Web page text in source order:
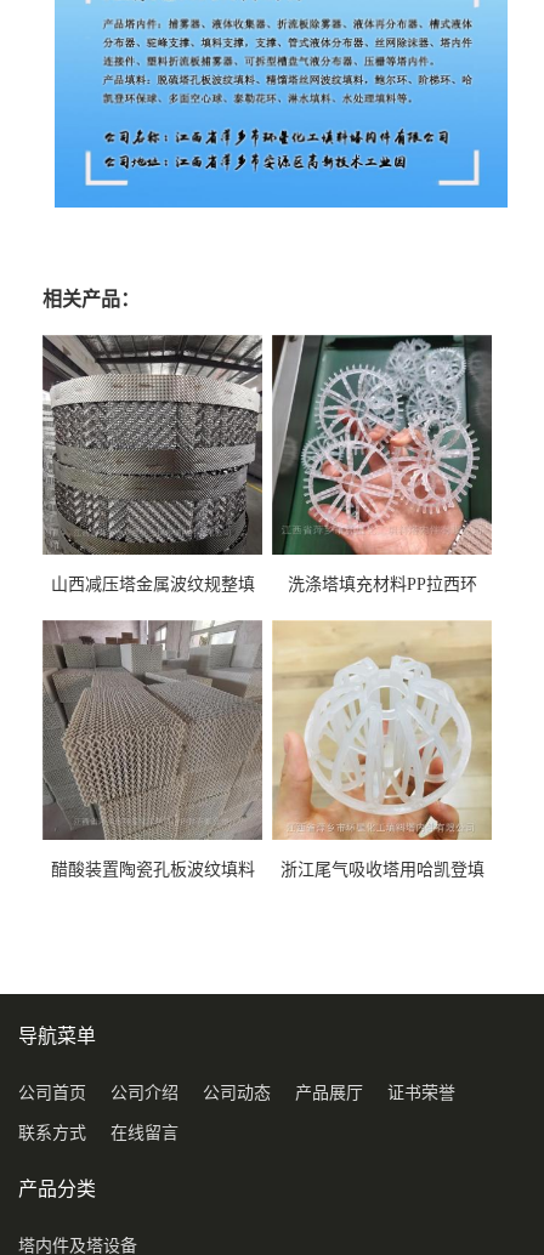
相关产品：
山西减压塔金属波纹规整填
料
洗涤塔填充材料PP拉西环
醋酸装置陶瓷孔板波纹填料
浙江尾气吸收塔用哈凯登填
导航菜单
公司首页 公司介绍 公司动态 产品展厅 证书荣誉
联系方式 在线留言
产品分类
塔内件及塔设备